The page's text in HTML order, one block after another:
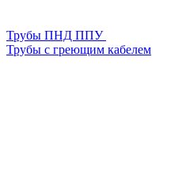
Трубы ПНД ППУ
Трубы с греющим кабелем